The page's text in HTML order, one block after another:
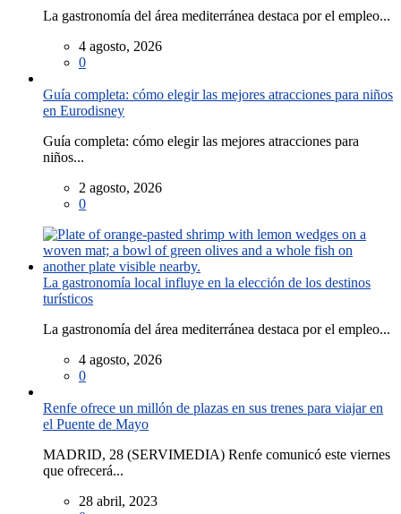
La gastronomía del área mediterránea destaca por el empleo...
4 agosto, 2026
0
Guía completa: cómo elegir las mejores atracciones para niños
en Eurodisney
Guía completa: cómo elegir las mejores atracciones para
niños...
2 agosto, 2026
0
La gastronomía local influye en la elección de los destinos
turísticos
La gastronomía del área mediterránea destaca por el empleo...
4 agosto, 2026
0
Renfe ofrece un millón de plazas en sus trenes para viajar en
el Puente de Mayo
MADRID, 28 (SERVIMEDIA) Renfe comunicó este viernes
que ofrecerá...
28 abril, 2023